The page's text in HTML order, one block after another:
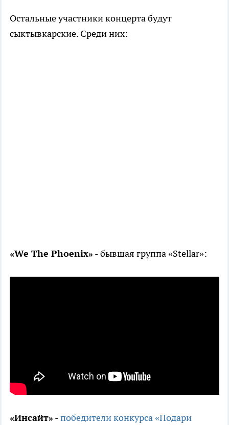
Остальные участники концерта будут
сыктывкарские. Среди них:
«We The Phoenix» - бывшая группа «Stellar»:
«Инсайт» -победители конкурса «Подари